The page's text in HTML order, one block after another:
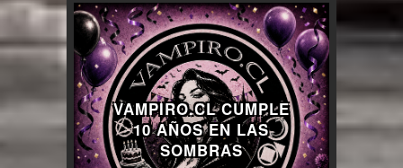
VAMPIRO.CL CUMPLE
10 AÑOS EN LAS
SOMBRAS